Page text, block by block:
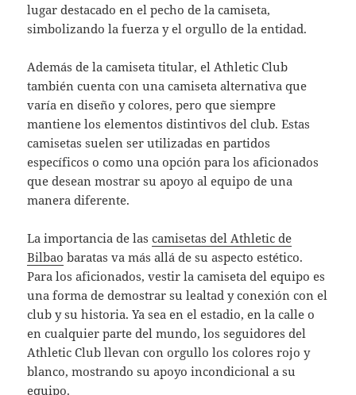
lugar destacado en el pecho de la camiseta,
simbolizando la fuerza y el orgullo de la entidad.
Además de la camiseta titular, el Athletic Club
también cuenta con una camiseta alternativa que
varía en diseño y colores, pero que siempre
mantiene los elementos distintivos del club. Estas
camisetas suelen ser utilizadas en partidos
específicos o como una opción para los aficionados
que desean mostrar su apoyo al equipo de una
manera diferente.
La importancia de lascamisetas del Athletic de
Bilbao baratas va más allá de su aspecto estético.
Para los aficionados, vestir la camiseta del equipo es
una forma de demostrar su lealtad y conexión con el
club y su historia. Ya sea en el estadio, en la calle o
en cualquier parte del mundo, los seguidores del
Athletic Club llevan con orgullo los colores rojo y
blanco, mostrando su apoyo incondicional a su
equipo.